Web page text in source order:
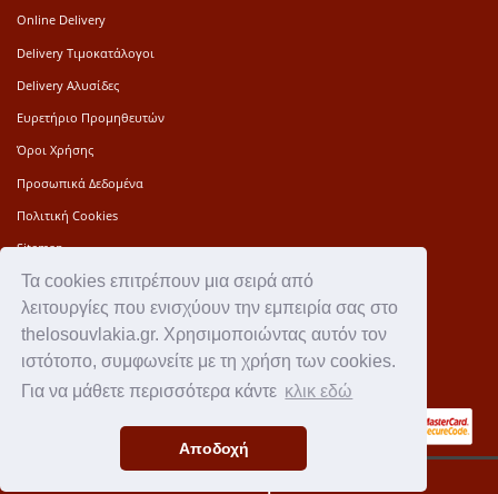
Τα cookies επιτρέπουν μια σειρά από
λειτουργίες που ενισχύουν την εμπειρία σας στο
thelosouvlakia.gr. Χρησιμοποιώντας αυτόν τον
ιστότοπο, συμφωνείτε με τη χρήση των cookies.
Για να μάθετε περισσότερα κάντε κλικ εδώ
Αποδοχή
Online Delivery
Delivery Τιμοκατάλογοι
Delivery Αλυσίδες
Ευρετήριο Προμηθευτών
Όροι Χρήσης
Προσωπικά Δεδομένα
Πολιτική Cookies
Sitemap
Press Kit
Επικοινωνία
Ιστορία
thelosouvlakia.gr© 2010 - 2026 • All rights reserved • Powered by